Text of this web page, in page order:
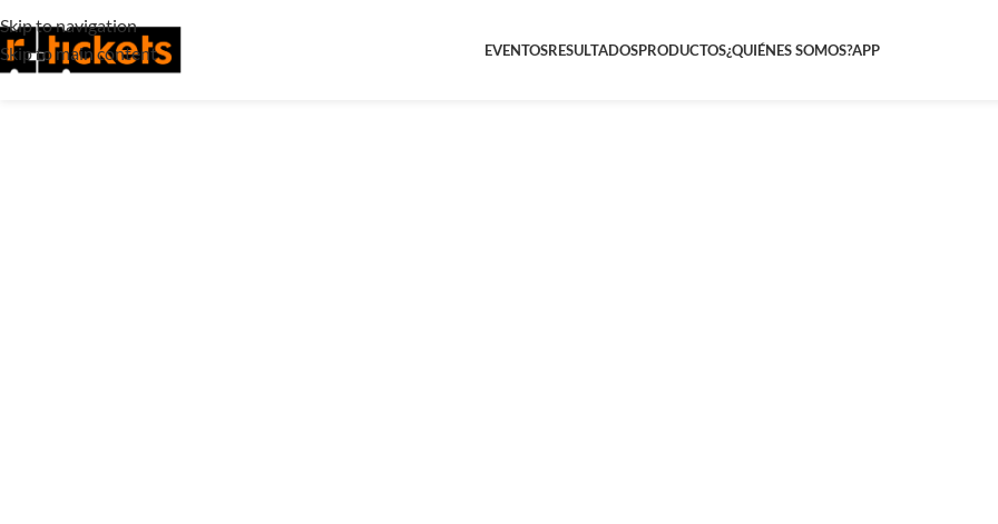
Skip to navigation
Skip to main content
EVENTOSRESULTADOSPRODUCTOS¿QUIÉNES SOMOS?APP